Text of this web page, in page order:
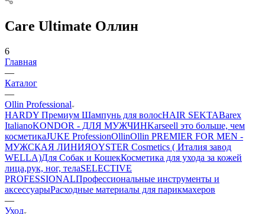
Care Ultimate Оллин
6
Главная
—
Каталог
—
Ollin Professional
HARDY Премиум Шампунь для волосHAIR SEKTABarex
ItalianoKONDOR - ДЛЯ МУЖЧИНKarseell это больше, чем
косметикаJUKE ProfessionOllinOllin PREMIER FOR MEN -
МУЖСКАЯ ЛИНИЯOYSTER Cosmetics ( Италия завод
WELLA)Для Собак и КошекКосметика для ухода за кожей
лица,рук, ног, телаSELECTIVE
PROFESSIONALПрофессиональные инструменты и
аксессуарыРасходные материалы для парикмахеров
—
Уход